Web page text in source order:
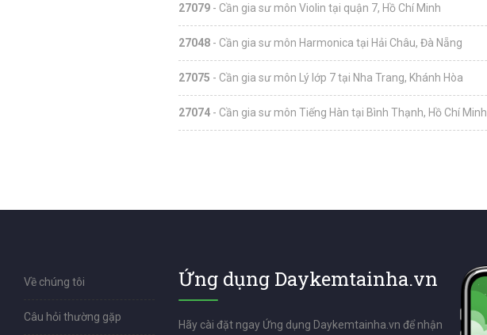
27079 - Cần gia sư môn Violin tại quận 7, Hồ Chí Minh
27048 - Cần gia sư môn Harmonica tại Hải Châu, Đà Nẵng
27075 - Cần gia sư môn Lý lớp 7 tại Nha Trang, Khánh Hòa
27074 - Cần gia sư môn Tiếng Hàn tại Bình Thạnh, Hồ Chí Minh
Về chúng tôi
Câu hỏi thường gặp
Ứng dụng Daykemtainha.vn
Hãy cài đặt ngay Ứng dụng Daykemtainha.vn để nhận